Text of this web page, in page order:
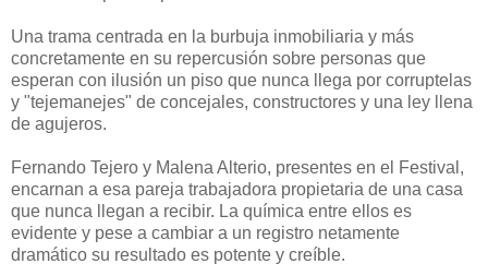
Una trama centrada en la burbuja inmobiliaria y más
concretamente en su repercusión sobre personas que
esperan con ilusión un piso que nunca llega por corruptelas
y "tejemanejes" de concejales, constructores y una ley llena
de agujeros.
Fernando Tejero y Malena Alterio, presentes en el Festival,
encarnan a esa pareja trabajadora propietaria de una casa
que nunca llegan a recibir. La química entre ellos es
evidente y pese a cambiar a un registro netamente
dramático su resultado es potente y creíble.